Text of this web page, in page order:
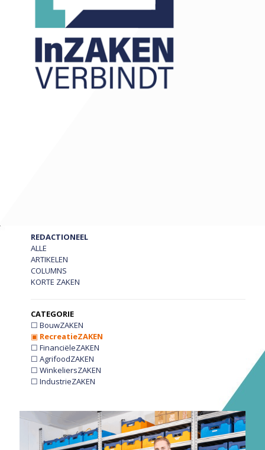
REDACTIONEEL
ALLE
ARTIKELEN
COLUMNS
KORTE ZAKEN
CATEGORIE
☐ BouwZAKEN
▣ RecreatieZAKEN
☐ FinanciëleZAKEN
☐ AgrifoodZAKEN
☐ WinkeliersZAKEN
☐ IndustrieZAKEN